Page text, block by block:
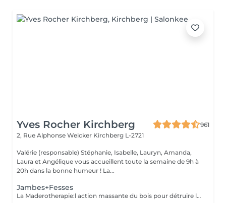
Yves Rocher Kirchberg
961
2, Rue Alphonse Weicker Kirchberg L-2721
Valérie (responsable) Stéphanie, Isabelle, Lauryn, Amanda,
Laura et Angélique vous accueillent toute la semaine de 9h à
20h dans la bonne humeur ! La...
Jambes+Fesses
La Maderotherapie:l action massante du bois pour détruire la cellulite. *Active la circulation sanguine et lymphatique *Réduit les tensions musculaires. *Raffermie et tonifie la peau.